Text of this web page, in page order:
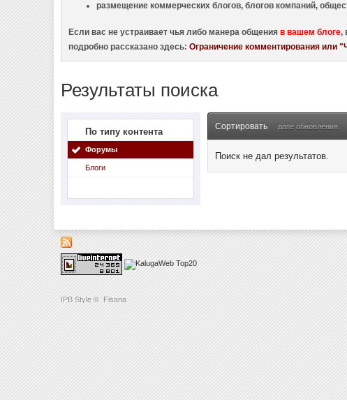
IPB Style © Fisana
размещение коммерческих блогов, блогов компаний,
Если вас не устраивает чья либо манера общенияв вашем блоге,
подробно рассказано здесь:Ограничение комментирования или
Результаты поиска
По типу контента
Форумы
Блоги
Сортировать дате обновления
Поиск не дал результатов.